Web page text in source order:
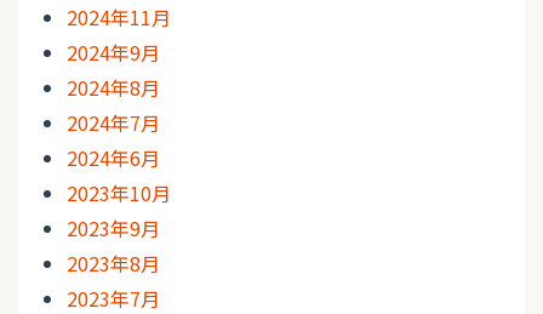
2024年11月
2024年9月
2024年8月
2024年7月
2024年6月
2023年10月
2023年9月
2023年8月
2023年7月